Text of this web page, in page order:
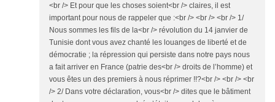
<br /> Et pour que les choses soient<br /> claires, il est
important pour nous de rappeler que :<br /> <br /> <br /> 1/
Nous sommes les fils de la<br /> révolution du 14 janvier de
Tunisie dont vous avez chanté les louanges de liberté et de
démocratie ; la répression qui persiste dans notre pays nous
a fait arriver en France (patrie des<br /> droits de l’homme) et
vous êtes un des premiers à nous réprimer !!?<br /> <br /> <br
/> 2/ Dans votre déclaration, vous<br /> dites que le bâtiment